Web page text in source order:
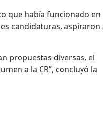
que había funcionado en
candidaturas, aspiraron
propuestas diversas, el
a la CR”, concluyó la